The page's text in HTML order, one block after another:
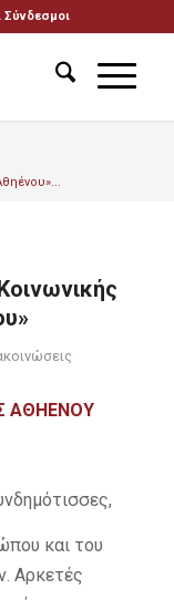
Σύνδεσμοι
ΑΘΗΕΝΟΥ
και του
Αρκετές